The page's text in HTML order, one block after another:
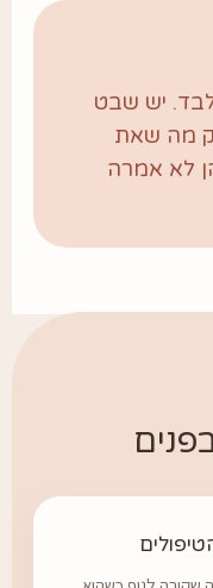
יש שבט
שאת
אמרה